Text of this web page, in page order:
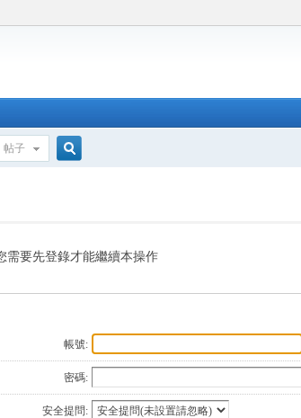
帖子
索
需要先登錄才能繼續本操作
帳號:
密碼:
安全提問: